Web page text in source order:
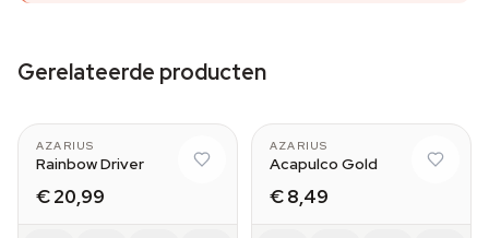
Gerelateerde producten
AZARIUS
Rainbow Driver
€ 20,99
AZARIUS
Acapulco Gold
€ 8,49